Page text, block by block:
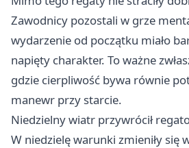
Zawodnicy pozostali w grze
wydarzenie od początku miało
napięty charakter. To ważne
gdzie cierpliwość bywa równie
manewr przy starcie.
Niedzielny wiatr przywrócił
W niedzielę warunki zmieniły się